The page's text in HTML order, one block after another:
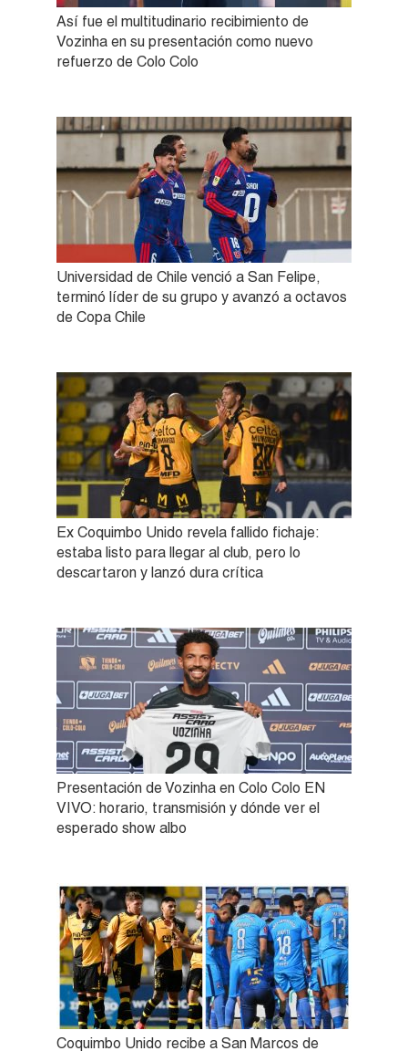
Así fue el multitudinario recibimiento de
Vozinha en su presentación como nuevo
refuerzo de Colo Colo
Universidad de Chile venció a San Felipe,
terminó líder de su grupo y avanzó a octavos
de Copa Chile
Ex Coquimbo Unido revela fallido fichaje:
estaba listo para llegar al club, pero lo
descartaron y lanzó dura crítica
Presentación de Vozinha en Colo Colo EN
VIVO: horario, transmisión y dónde ver el
esperado show albo
Coquimbo Unido recibe a San Marcos de